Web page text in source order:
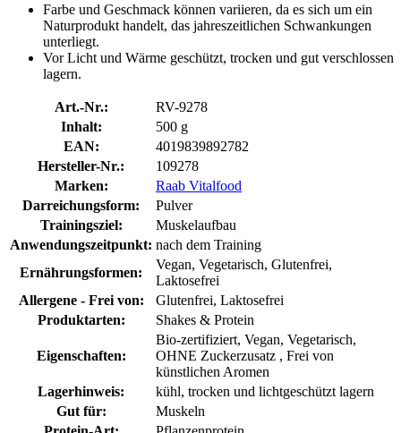
Farbe und Geschmack können variieren, da es sich um ein
Naturprodukt handelt, das jahreszeitlichen Schwankungen
unterliegt.
Vor Licht und Wärme geschützt, trocken und gut verschlossen
lagern.
Art.-Nr.:
RV-9278
Inhalt:
500 g
EAN:
4019839892782
Hersteller-Nr.:
109278
Marken:
Raab Vitalfood
Darreichungsform:
Pulver
Trainingsziel:
Muskelaufbau
Anwendungszeitpunkt: nach dem Training
Ernährungsformen:
Vegan, Vegetarisch, Glutenfrei,
Laktosefrei
Allergene - Frei von:
Glutenfrei, Laktosefrei
Produktarten:
Shakes & Protein
Eigenschaften:
Bio-zertifiziert, Vegan, Vegetarisch,
OHNE Zuckerzusatz , Frei von
künstlichen Aromen
Lagerhinweis:
kühl, trocken und lichtgeschützt lagern
Gut für:
Muskeln